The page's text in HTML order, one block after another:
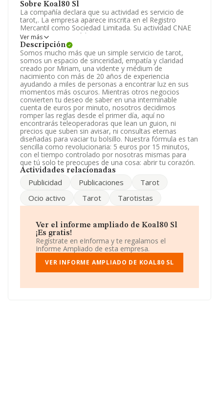
Sobre Koal80 Sl
La compañía declara que su actividad es servicio de
tarot,. La empresa aparece inscrita en el Registro
Mercantil como Sociedad Limitada. Su actividad CNAE
es '%cnae%' con código 9699. La empresa no tiene
actividad en mercados exteriores.
La plantilla permanece igual y según los datos a
disposición de INFORMA, ha tenido un número de
empleados por debajo de la media de sector.
Dentro del ranking de empresas elaborado por
INFORMA, atendiendo a los niveles de facturación de la
empresa, se destaca que: la empresa ha retrocedido 91
puestos en el ranking sectorial, pasando del 702 al 793.
Éstas son algunas de las empresas que la superan en el
ranking de sectores:Rosich Representaciones S.L
Consultors de Gestio de Vic S.L; algunas de las
empresas que están por debajo en el ranking de
sectores son Tecnofobia Iniciativas S.LyFun And
Factory Gift And Toys S.L . En el ranking nacional, ha
bajado 31.163 puestos pasando del 365.525 al 396.688.
empresas:Autoescuela Roan S.L
Construccions I
colocan por detrás podemos encontrar:Ikaia
Inversiones S.LyAplicaciones de Informatica de
20.771 al 22.398 en el ranking provincial.
Para ponerse en contacto con sus oficinas, la empresa
facilita el número de teléfono 932753269 y la dirección
de correo esricardo@koal80.com. Su página web es
www.tarot5euros.com .
en Avenida Manuel Colomer Marco núm. 17 19, (46017),
Ver más
Descripción
Somos mucho más que un simple servicio de tarot,
somos un espacio de sinceridad, empatía y claridad
creado por Miriam, una vidente y médium de
nacimiento con más de 20 años de experiencia
ayudando a miles de personas a encontrar luz en sus
momentos más oscuros. Mientras otros negocios
convierten tu deseo de saber en una interminable
cuenta de euros por minuto, nosotros decidimos
romper las reglas desde el primer día, aquí no
encontrarás teleoperadoras que lean un guion, ni
precios que suben sin avisar, ni consultas eternas
diseñadas para vaciar tu bolsillo. Nuestra fórmula es tan
sencilla como revolucionaria: 5 euros por 15 minutos,
con el tiempo controlado por nosotras mismas para
que tú solo te preocupes de una cosa: abrir tu corazón.
Actividades relacionadas
Publicidad Publicaciones
Tarot
Ocio activo
Tarot Tarotistas
Ver el informe ampliado de Koal80 Sl
¡Es gratis!
Regístrate en eInforma y te regalamos el
Informe Ampliado de esta empresa.
VER INFORME AMPLIADO DE KOAL80 SL